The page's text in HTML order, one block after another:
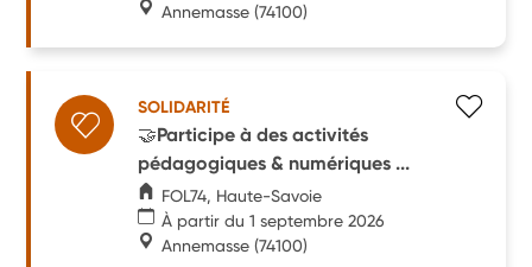
Annemasse (74100)
SOLIDARITÉ
🤝Participe à des activités
pédagogiques & numériques ...
FOL74, Haute-Savoie
À partir du 1 septembre 2026
Annemasse (74100)